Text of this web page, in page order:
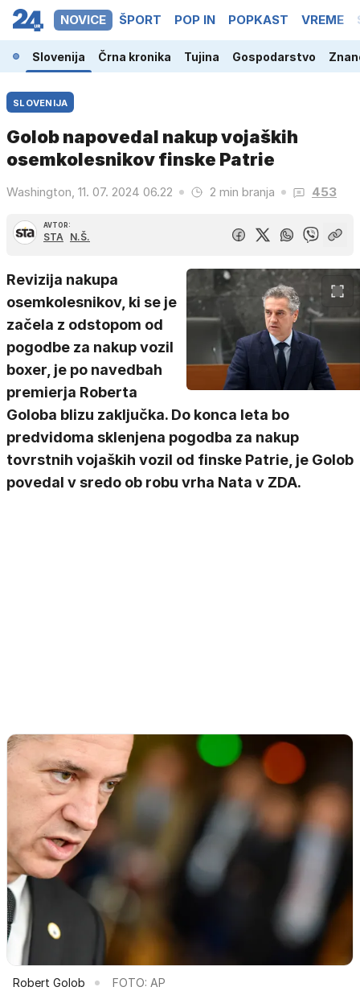
NOVICE ŠPORT POP IN POPKAST VREME
Slovenija Črna kronika Tujina Gospodarstvo
SLOVENIJA
Golob napovedal nakup vojaških
osemkolesnikov finske Patrie
Washington, 11. 07. 2024 06.22 2 min branja 453
AVTOR:
STA N.Š.
Revizija nakupa
osemkolesnikov, ki se je
začela z odstopom od
pogodbe za nakup vozil
boxer, je po navedbah
premierja Roberta
Goloba blizu zaključka. Do konca leta bo
predvidoma sklenjena pogodba za nakup
tovrstnih vojaških vozil od finske Patrie, je Golob
povedal v sredo ob robu vrha Nata v ZDA.
Robert Golob FOTO: AP